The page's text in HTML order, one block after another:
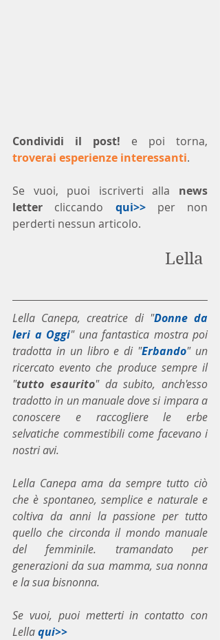
Condividi il post!
troverai esperienze interessanti.
Se vuoi, puoi iscriverti alla news
letter cliccando qui>> per non
perderti nessun articolo.
Lella
Lella Canepa, creatrice di "Donne da
Ieri a Oggi" una fantastica mostra poi
tradotta in un libro e di "Erbando" un
ricercato evento che produce sempre il
"tutto esaurito" da subito, anch'esso
tradotto in un manuale dove si impara a
conoscere e raccogliere le erbe
selvatiche commestibili come facevano i
nostri avi.
Lella Canepa ama da sempre tutto ciò
che è spontaneo, semplice e naturale e
coltiva da anni la passione per tutto
quello che circonda il mondo manuale
del femminile. tramandato per
generazioni da sua mamma, sua nonna
e la sua bisnonna.
Se vuoi, puoi metterti in contatto con
Lella qui>>